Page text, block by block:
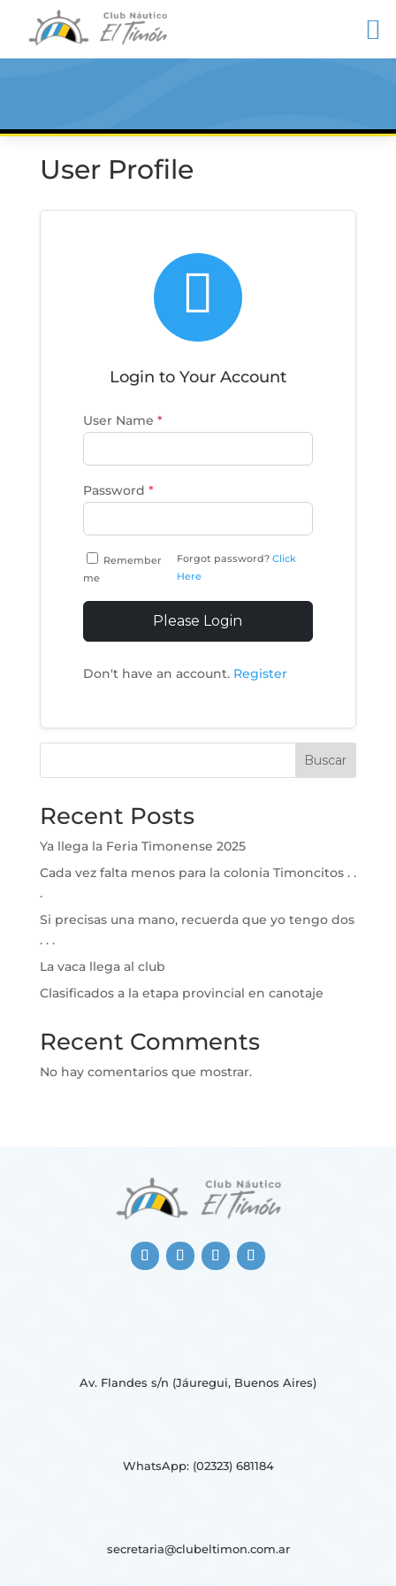
User Profile

Login to Your Account
User Name *
Password *
Remember
me
Forgot password? Click
Here
Please Login
Don't have an account. Register
Buscar
Recent Posts
Ya llega la Feria Timonense 2025
Cada vez falta menos para la colonia Timoncitos . .
.
Si precisas una mano, recuerda que yo tengo dos
. . .
La vaca llega al club
Clasificados a la etapa provincial en canotaje
Recent Comments
No hay comentarios que mostrar.
Av. Flandes s/n (Jáuregui, Buenos Aires)
WhatsApp: (02323) 681184
secretaria@clubeltimon.com.ar